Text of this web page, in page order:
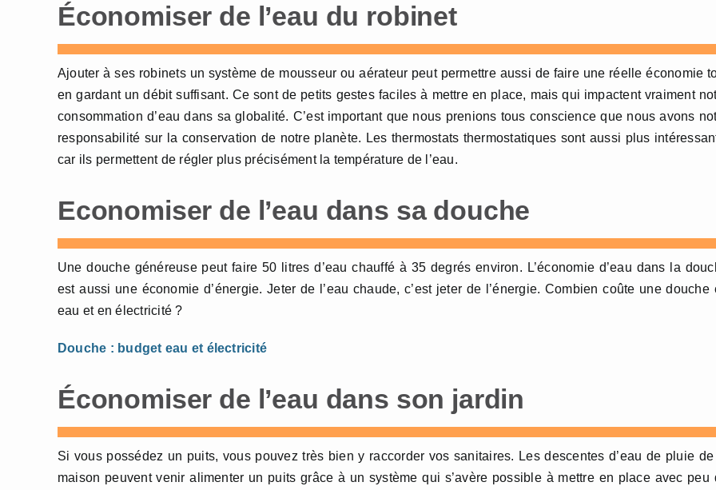
Économiser de l’eau du robinet
Ajouter à ses robinets un système de mousseur ou aérateur peut permettre aussi de faire une réelle économie
en gardant un débit suffisant. Ce sont de petits gestes faciles à mettre en place, mais qui impactent vraiment
consommation d’eau dans sa globalité. C’est important que nous prenions tous conscience que nous avons
responsabilité sur la conservation de notre planète. Les thermostats thermostatiques sont aussi plus
car ils permettent de régler plus précisément la température de l’eau.
Economiser de l’eau dans sa douche
Une douche généreuse peut faire 50 litres d’eau chauffé à 35 degrés environ. L’économie d’eau dans la
est aussi une économie d’énergie. Jeter de l’eau chaude, c’est jeter de l’énergie. Combien coûte une douche
eau et en électricité ?
Douche : budget eau et électricité
Économiser de l’eau dans son jardin
Si vous possédez un puits, vous pouvez très bien y raccorder vos sanitaires. Les descentes d’eau de pluie
maison peuvent venir alimenter un puits grâce à un système qui s’avère possible à mettre en place avec peu